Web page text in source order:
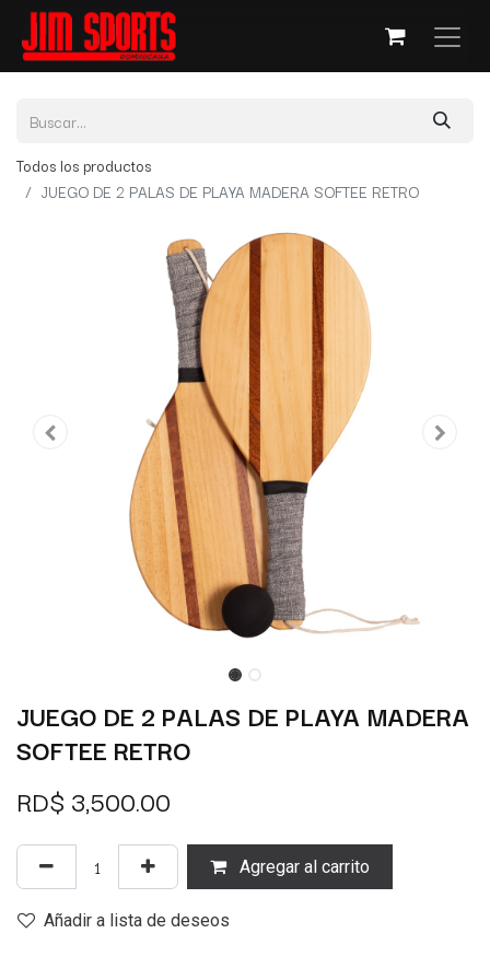
Todos los productos
JUEGO DE 2 PALAS DE PLAYA MADERA SOFTEE RETRO
JUEGO DE 2 PALAS DE PLAYA MADERA
SOFTEE RETRO
RD$ 3,500.00
Agregar al carrito
Añadir a lista de deseos